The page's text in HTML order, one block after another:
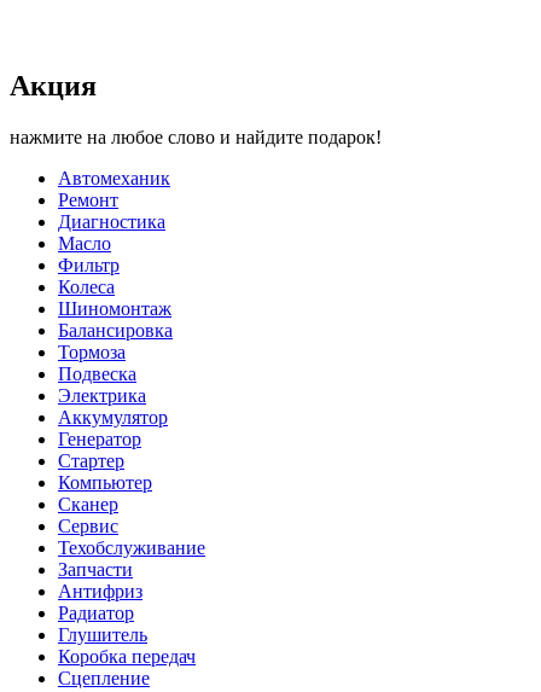
Акция
нажмите на любое слово и найдите подарок!
Автомеханик
Ремонт
Диагностика
Масло
Фильтр
Колеса
Шиномонтаж
Балансировка
Тормоза
Подвеска
Электрика
Аккумулятор
Генератор
Стартер
Компьютер
Сканер
Сервис
Техобслуживание
Запчасти
Антифриз
Радиатор
Глушитель
Коробка передач
Сцепление